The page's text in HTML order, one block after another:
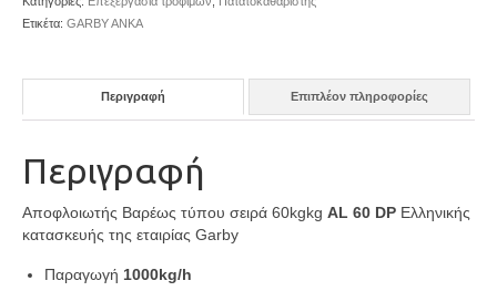
Ετικέτα: GARBY ANKA
Περιγραφή Επιπλέον πληροφορίες
Περιγραφή
Αποφλοιωτής Βαρέως τύπου σειρά 60kgkg AL 60 DP Ελληνικής
κατασκευής της εταιρίας Garby
Παραγωγή 1000kg/h